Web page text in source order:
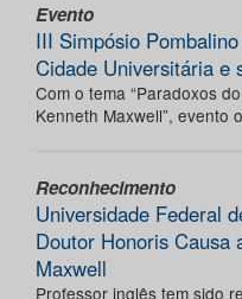
Evento
III Simpósio
Cidade Universitária e
Com o tema “Paradoxos
Kenneth Maxwell”, evento
Reconhecimento
Universidade Federal
Doutor Honoris Causa
Maxwell
Professor inglês tem sido